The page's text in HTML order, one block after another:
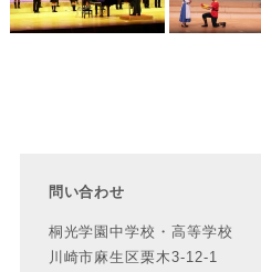
問い合わせ
桐光学園中学校・高等学校
川崎市麻生区栗木3-12-1